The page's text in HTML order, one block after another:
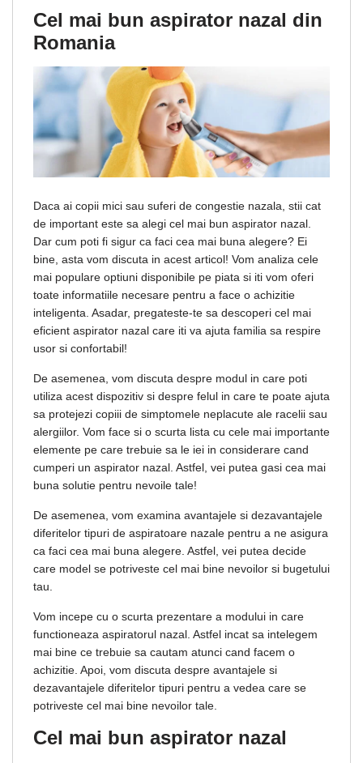
Cel mai bun aspirator nazal din
Romania
Daca ai copii mici sau suferi de congestie nazala, stii cat
de important este sa alegi cel mai bun aspirator nazal.
Dar cum poti fi sigur ca faci cea mai buna alegere? Ei
bine, asta vom discuta in acest articol! Vom analiza cele
mai populare optiuni disponibile pe piata si iti vom oferi
toate informatiile necesare pentru a face o achizitie
inteligenta. Asadar, pregateste-te sa descoperi cel mai
eficient aspirator nazal care iti va ajuta familia sa respire
usor si confortabil!
De asemenea, vom discuta despre modul in care poti
utiliza acest dispozitiv si despre felul in care te poate ajuta
sa protejezi copiii de simptomele neplacute ale racelii sau
alergiilor. Vom face si o scurta lista cu cele mai importante
elemente pe care trebuie sa le iei in considerare cand
cumperi un aspirator nazal. Astfel, vei putea gasi cea mai
buna solutie pentru nevoile tale!
De asemenea, vom examina avantajele si dezavantajele
diferitelor tipuri de aspiratoare nazale pentru a ne asigura
ca faci cea mai buna alegere. Astfel, vei putea decide
care model se potriveste cel mai bine nevoilor si bugetului
tau.
Vom incepe cu o scurta prezentare a modului in care
functioneaza aspiratorul nazal. Astfel incat sa intelegem
mai bine ce trebuie sa cautam atunci cand facem o
achizitie. Apoi, vom discuta despre avantajele si
dezavantajele diferitelor tipuri pentru a vedea care se
potriveste cel mai bine nevoilor tale.
Cel mai bun aspirator nazal